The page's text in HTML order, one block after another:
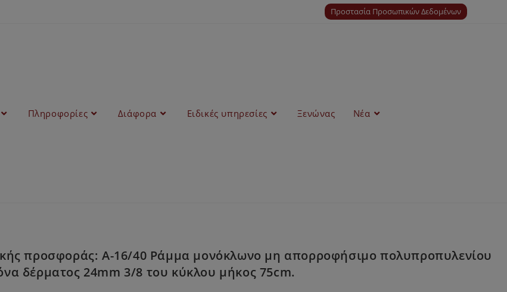
Προστασία Προσωπικών Δεδομένων
Πληροφορίες Διάφορα Ειδικές υπηρεσίες Ξενώνας Νέα
προσφοράς: Α-16/40 Ράμμα μονόκλωνο μη απορροφήσιμο πολυπροπυλενίου
δέρματος 24mm 3/8 του κύκλου μήκος 75cm.